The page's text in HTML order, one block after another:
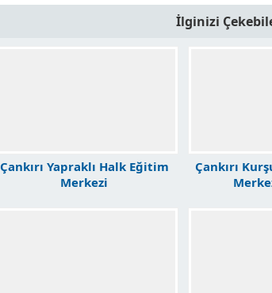
İlginizi
Çankırı Yapraklı Halk Eğitim
Merkezi
Çankırı